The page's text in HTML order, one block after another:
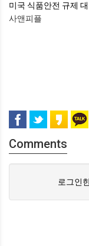
미국 식품안전 규제
사앤피플
Comments
로그인